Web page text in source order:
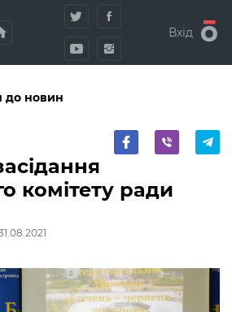
Вхід
до новин
комітету ради